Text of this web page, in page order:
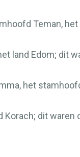
Teman, het
land Edom; dit
het
Korach; dit waren